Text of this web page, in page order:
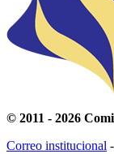
© 2011 - 2026
Correo institucional -